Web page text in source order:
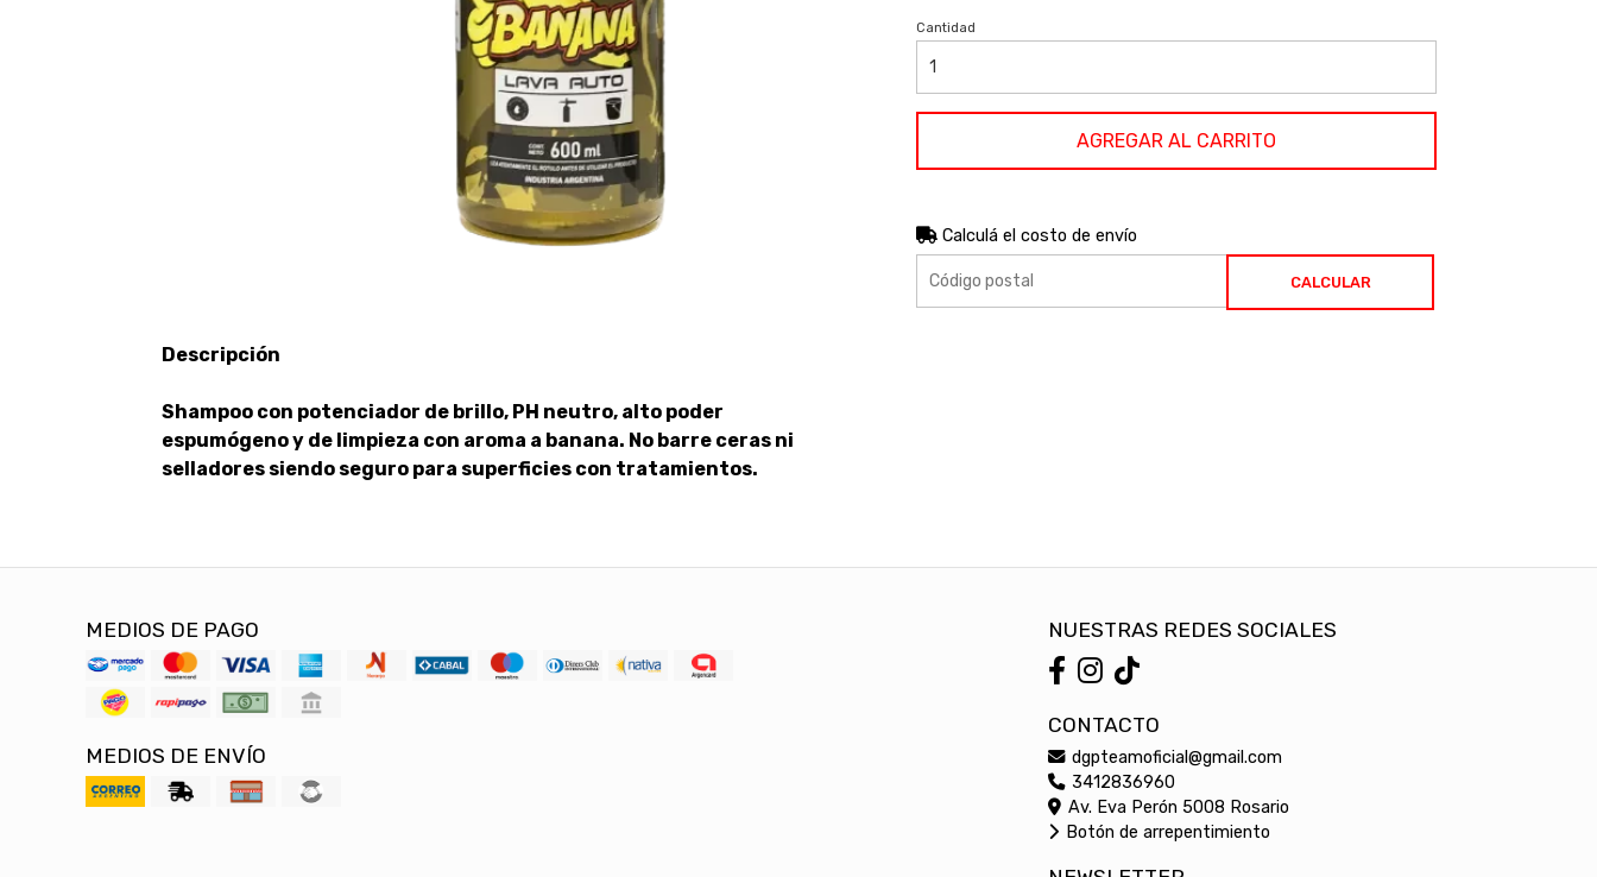
Descripción
Shampoo con potenciador de brillo, PH neutro, alto poder
espumógeno y de limpieza con aroma a banana. No barre ceras ni
selladores siendo seguro para superficies con tratamientos.
Cantidad
AGREGAR AL CARRITO
Calculá el costo de envío
CALCULAR
MEDIOS DE PAGO
MEDIOS DE ENVÍO
NUESTRAS REDES SOCIALES
CONTACTO
dgpteamoficial@gmail.com
3412836960
Av. Eva Perón 5008 Rosario
Botón de arrepentimiento